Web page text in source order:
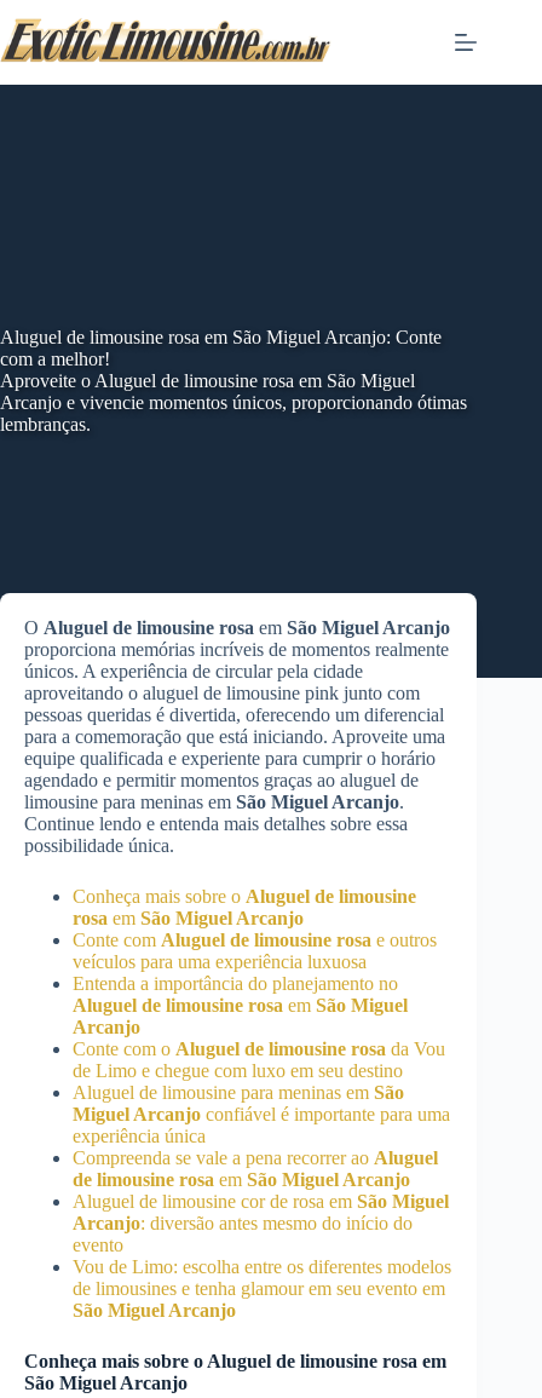
to
content
Aluguel de limousine rosa em São Miguel Arcanjo: Conte
com a melhor!
Aproveite o Aluguel de limousine rosa em São Miguel
Arcanjo e vivencie momentos únicos, proporcionando ótimas
lembranças.
O Aluguel de limousine rosa em São Miguel Arcanjo
proporciona memórias incríveis de momentos realmente
únicos. A experiência de circular pela cidade
aproveitando o aluguel de limousine pink junto com
pessoas queridas é divertida, oferecendo um diferencial
para a comemoração que está iniciando. Aproveite uma
equipe qualificada e experiente para cumprir o horário
agendado e permitir momentos graças ao aluguel de
limousine para meninas em São Miguel Arcanjo.
Continue lendo e entenda mais detalhes sobre essa
possibilidade única.
Conheça mais sobre o Aluguel de limousine
rosa em São Miguel Arcanjo
Conte com Aluguel de limousine rosa e outros
veículos para uma experiência luxuosa
Entenda a importância do planejamento no
Aluguel de limousine rosa em São Miguel
Arcanjo
Conte com o Aluguel de limousine rosa da Vou
de Limo e chegue com luxo em seu destino
Aluguel de limousine para meninas em São
Miguel Arcanjo confiável é importante para uma
experiência única
Compreenda se vale a pena recorrer ao Aluguel
de limousine rosa em São Miguel Arcanjo
Aluguel de limousine cor de rosa em São Miguel
Arcanjo: diversão antes mesmo do início do
evento
Vou de Limo: escolha entre os diferentes modelos
de limousines e tenha glamour em seu evento em
São Miguel Arcanjo
Conheça mais sobre o Aluguel de limousine rosa em
São Miguel Arcanjo